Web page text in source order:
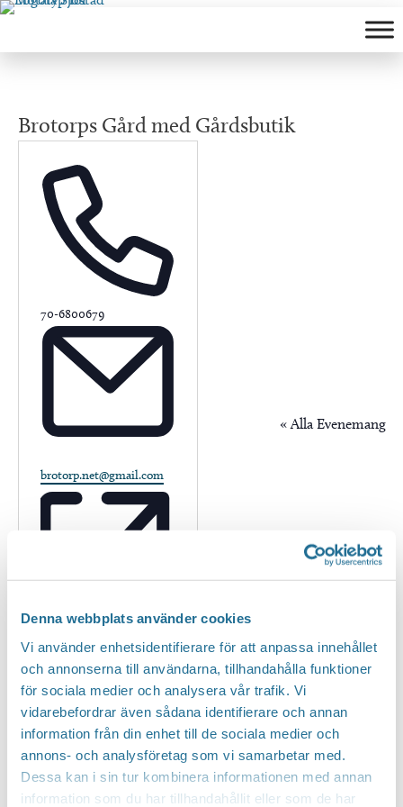
Denna webbplats använder cookies
Vi använder enhetsidentifierare för att anpassa innehållet
och annonserna till användarna, tillhandahålla funktioner
för sociala medier och analysera vår trafik. Vi
vidarebefordrar även sådana identifierare och annan
information från din enhet till de sociala medier och
annons- och analysföretag som vi samarbetar med.
Dessa kan i sin tur kombinera informationen med annan
information som du har tillhandahållit eller som de har
Hoppa
Brotorps Gård med Gårdsbutik
« Alla Evenemang
Phone
70-6800679
Email
brotorp.net@gmail.com
Website
https://www.brotorp.net/
Evenemang from this arrangör
Notis Inga resultat hittades.